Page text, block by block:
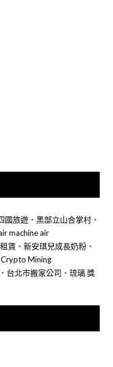
國旅遊‧ 黑部立山合掌村‧
machine air
賃‧ 新安琪兒成長奶粉‧
Mining
‧ 台北市搬家公司 ‧ 琉璃 獎